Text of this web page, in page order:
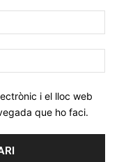
web:
i el lloc web
que ho faci.